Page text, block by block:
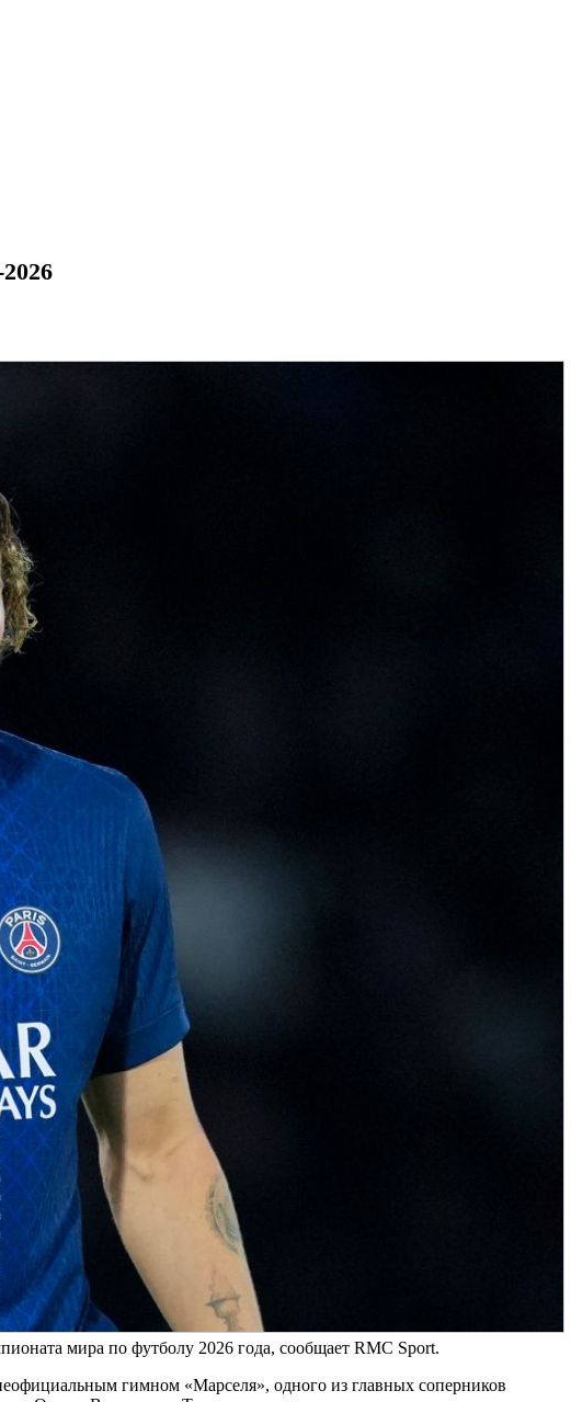
мира по футболу 2026 года, сообщает RMC Sport.
гимном «Марселя», одного из главных соперников